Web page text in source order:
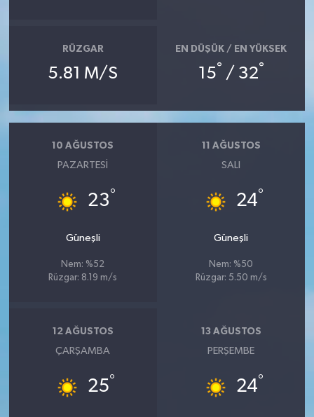
RÜZGAR
5.81 M/S
EN DÜŞÜK / EN YÜKSEK
15° / 32°
10 AĞUSTOS
PAZARTESI
23°
Güneşli
Nem: %52
Rüzgar: 8.19 m/s
11 AĞUSTOS
SALI
24°
Güneşli
Nem: %50
Rüzgar: 5.50 m/s
12 AĞUSTOS
ÇARŞAMBA
25°
13 AĞUSTOS
PERŞEMBE
24°